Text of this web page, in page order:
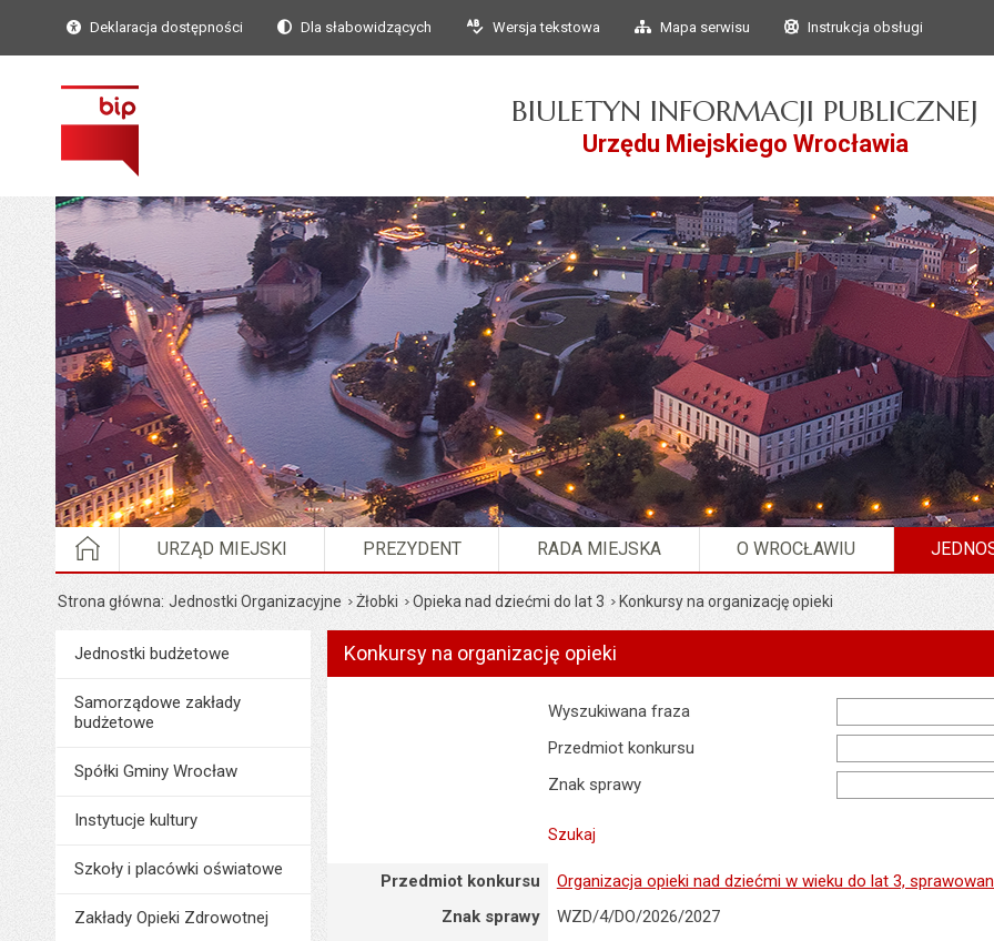
Przejdź do głównego
Przejdź do treści
Deklaracja dostępności Dla słabowidzących Wersja tekstowa Mapa serwisu Instrukcja obsługi
BIULETYN INFORMACJI PUBLICZNEJ
Urzędu Miejskiego Wrocławia
STRONA GŁÓWNA
URZĄD MIEJSKI PREZYDENT RADA MIEJSKA O WROCŁAWIU
Strona główna Jednostki Organizacyjne Żłobki Opieka nad dziećmi do lat 3 Konkursy na organizację opieki
MenuJednostki Organizacyjne
Jednostki budżetowe
Samorządowe zakłady
budżetowe
Spółki Gminy Wrocław
Instytucje kultury
Szkoły i placówki oświatowe
Zakłady Opieki Zdrowotnej
Konkursy na organizację opieki
Wyszukiwarka
Wyszukiwana fraza
Przedmiot konkursu
Znak sprawy
Przedmiot konkursu : Organizacja opieki nad dziećmi w wieku do lat 3, sprawowanej przez
Przedmiot konkursu
Organizacja opieki nad dziećmi w wieku do lat 3,
Znak sprawy
WZD/4/DO/2026/2027